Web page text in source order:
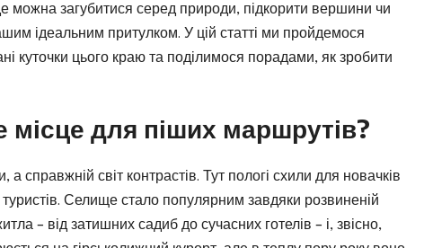
можна загубитися серед природи, підкорити вершини чи
ідеальним притулком. У цій статті ми пройдемося
куточки цього краю та поділимося порадами, як зробити
для піших маршрутів?
справжній світ контрастів. Тут пологі схили для новачків
Селище стало популярним завдяки розвиненій
– від затишних садиб до сучасних готелів – і, звісно,